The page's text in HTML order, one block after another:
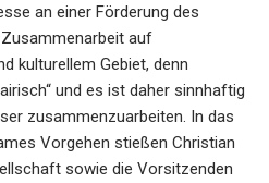
an einer Förderung des
auf
kulturellem Gebiet, denn
und es ist daher sinnhaftig
zusammenzuarbeiten. In das
Vorgehen stießen Christian
sowie die Vorsitzenden